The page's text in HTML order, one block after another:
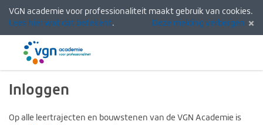
VGN academie voor professionaliteit maakt gebruik van cookies.
Lees hier wat dat betekent. Deze melding verbergen
Menu
Inloggen
Op alle leertrajecten en bouwstenen van de VGN Academie is